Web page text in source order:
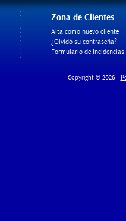
Zona de Clientes
Alta como nuevo cliente
¿Olvidó su contraseña?
Formulario de Incidencias
Copyright © 2026 |